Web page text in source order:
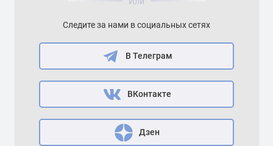
Следите за нами в социальных сетях
В Телеграм
ВКонтакте
Дзен